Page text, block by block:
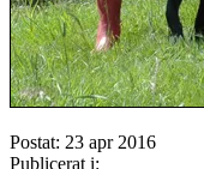
Postat: 23 apr 2016
Publicerat i: